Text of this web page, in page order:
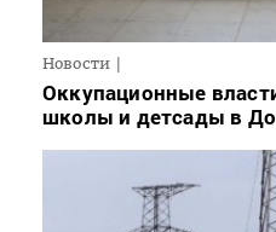
Новости
Оккупационные
школы и детсады в